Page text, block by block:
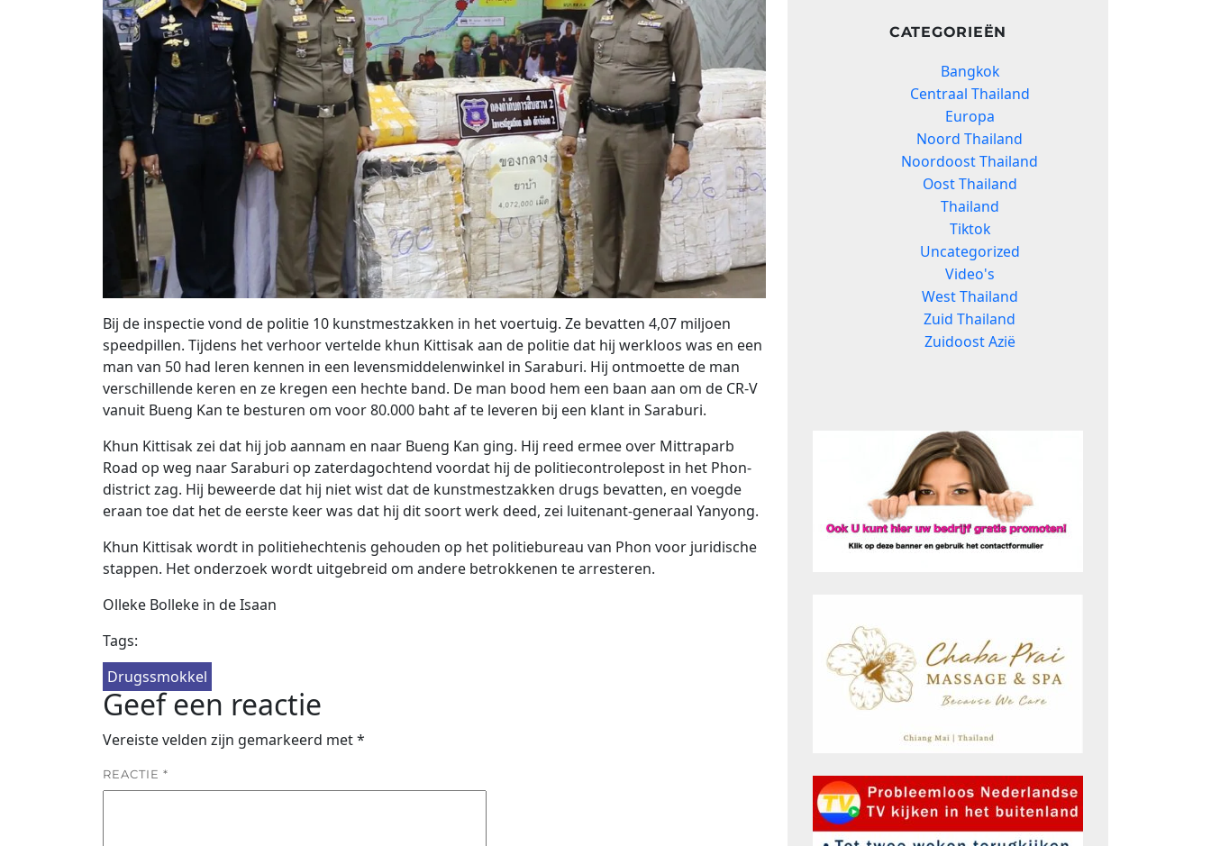
Bij de inspectie vond de politie 10 kunstmestzakken in het voertuig. Ze bevatten 4,07 miljoen
speedpillen. Tijdens het verhoor vertelde khun Kittisak aan de politie dat hij werkloos was en een
man van 50 had leren kennen in een levensmiddelenwinkel in Saraburi. Hij ontmoette de man
verschillende keren en ze kregen een hechte band. De man bood hem een ​​baan aan om de CR-V
vanuit Bueng Kan te besturen om voor 80.000 baht af te leveren bij een klant in Saraburi.
Khun Kittisak zei dat hij job aannam en naar Bueng Kan ging. Hij reed ermee over Mittraparb
Road op weg naar Saraburi op zaterdagochtend voordat hij de politiecontrolepost in het Phon-
district zag. Hij beweerde dat hij niet wist dat de kunstmestzakken drugs bevatten, en voegde
eraan toe dat het de eerste keer was dat hij dit soort werk deed, zei luitenant-generaal Yanyong.
Khun Kittisak wordt in politiehechtenis gehouden op het politiebureau van Phon voor juridische
stappen. Het onderzoek wordt uitgebreid om andere betrokkenen te arresteren.
Olleke Bolleke in de Isaan
Tags:
Drugssmokkel
Geef een reactie
Vereiste velden zijn gemarkeerd met*
REACTIE *
CATEGORIEËN
Bangkok
Centraal Thailand
Europa
Noord Thailand
Noordoost Thailand
Oost Thailand
Thailand
Tiktok
Uncategorized
Video's
West Thailand
Zuid Thailand
Zuidoost Azië